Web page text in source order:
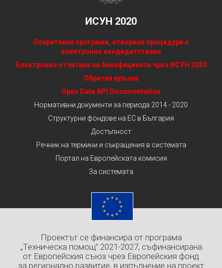
ИСУН 2020
Оперативни програми, отворени процедури и
електронно кандидатстване
Електронно отчитане на бенефициенти чрез ИСУН 2020
Обратна връзка
Open Data API Documentation
Нормативни документи за периода 2014 - 2020
Структурни фондове на ЕС в България
Достъпност
Речник на термини и съкращения в системата
Портал на Европейската комисия
За системата
Проектът се финансира от програма
„Техническа помощ” 2021-2027, съфинансирана
от Европейския съюз чрез Европейския фонд
за регионално развитие, в изпълнение на проект